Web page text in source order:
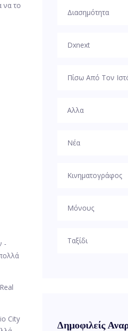
να το
-
City
Διασημότητα
Dxnext
Πίσω Από Τον
Αλλα
Νέα
Κινηματογράφος
Μόνους
Ταξίδι
Δημοφιλείς